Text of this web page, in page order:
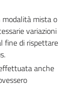
mista o
variazioni
fine di rispettare
anche